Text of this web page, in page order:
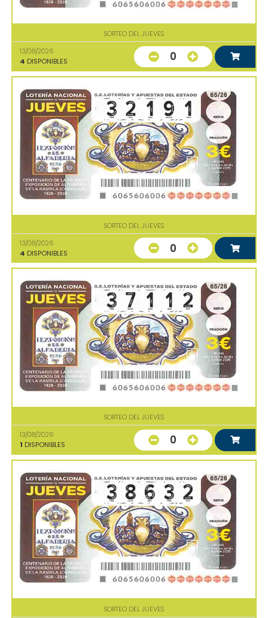
SORTEO DEL JUEVES
13/08/2026
4 DISPONIBLES 0
SORTEO DEL JUEVES
13/08/2026
4 DISPONIBLES 0
SORTEO DEL JUEVES
13/08/2026
1 DISPONIBLES 0
SORTEO DEL JUEVES